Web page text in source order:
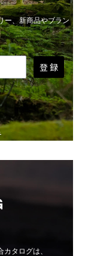
ー、新商品やブラン
登 録
タログは、